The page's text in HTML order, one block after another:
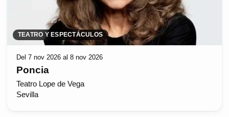
TEATRO Y ESPECTÁCULOS
Del 7 nov 2026 al 8 nov 2026
Poncia
Teatro Lope de Vega
Sevilla